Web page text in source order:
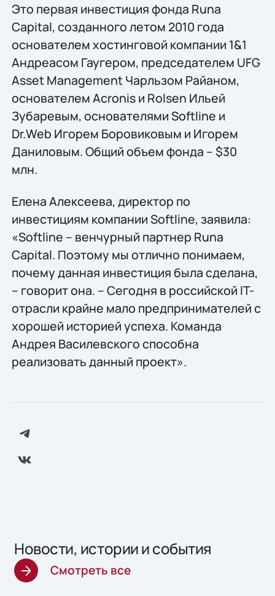
Это первая инвестиция фонда Runa
Capital, созданного летом 2010 года
основателем хостинговой компании 1&1
Андреасом Гаугером, председателем UFG
Asset Management Чарльзом Райаном,
основателем Acronis и Rolsen Ильей
Зубаревым, основателями Softline и
Dr.Web Игорем Боровиковым и Игорем
Даниловым. Общий объем фонда – $30
млн.
Елена Алексеева, директор по
инвестициям компании Softline, заявила:
«Softline – венчурный партнер Runa
Capital. Поэтому мы отлично понимаем,
почему данная инвестиция была сделана,
– говорит она. – Сегодня в российской IT-
отрасли крайне мало предпринимателей с
хорошей историей успеха. Команда
Андрея Василевского способна
реализовать данный проект».
Новости, истории и события
Смотреть все